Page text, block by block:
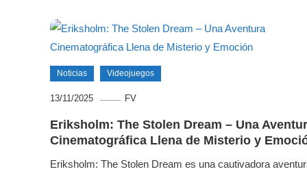
Noticias Videojuegos
13/11/2025 FV
Eriksholm: The Stolen Dream – Una
Cinematográfica Llena de Misterio y
Eriksholm: The Stolen Dream es una cautivadora